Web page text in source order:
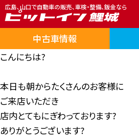
広島、山口で自動車の販売、車検・整備、鈑金なら
中古車情報
こんにちは?
本日も朝からたくさんのお客様に
ご来店いただき
店内とてもにぎわっております?
ありがとうございます?